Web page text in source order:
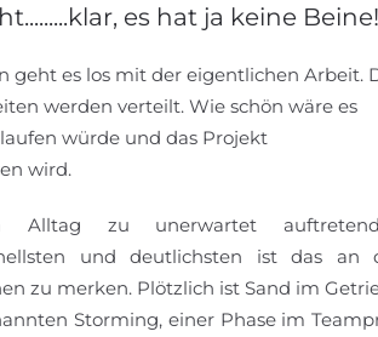
es hat ja keine Beine!
geht es los mit der eigentlichen Arbeit.
werden verteilt. Wie schön wäre es
würde und das Projekt
wird.
zu unerwartet
und deutlichsten ist das an
zu merken. Plötzlich ist Sand im
Storming, einer Phase im